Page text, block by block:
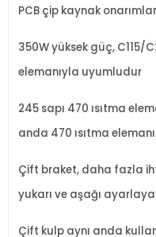
PCB çip kaynak onar
350W yüksek güç, C115/
elemanıyla uyumludur
245 sapı 470 ısıtma
anda 470 ısıtma
Çift braket, daha fazla
yukarı ve aşağı
Çift kulp aynı anda